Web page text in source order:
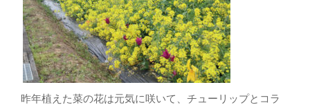
昨年植えた菜の花は元気に咲いて、チューリップとコラ